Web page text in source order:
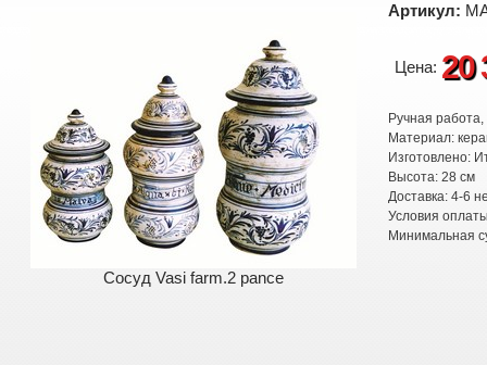
Сосуд Vasi farm.2 pance
Артикул:
Цена: 20
Ручная
Материал:
Изготовлено:
Высота: 28 см
Доставка: 4-6
Условия
Минимальная